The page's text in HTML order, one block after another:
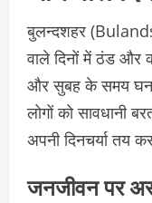
बुलन्दशहर
वाले दिनों में ठंड
और सुबह के समय घना
लोगों को सावधानी
अपनी दिनचर्या तय
जनजीवन पर